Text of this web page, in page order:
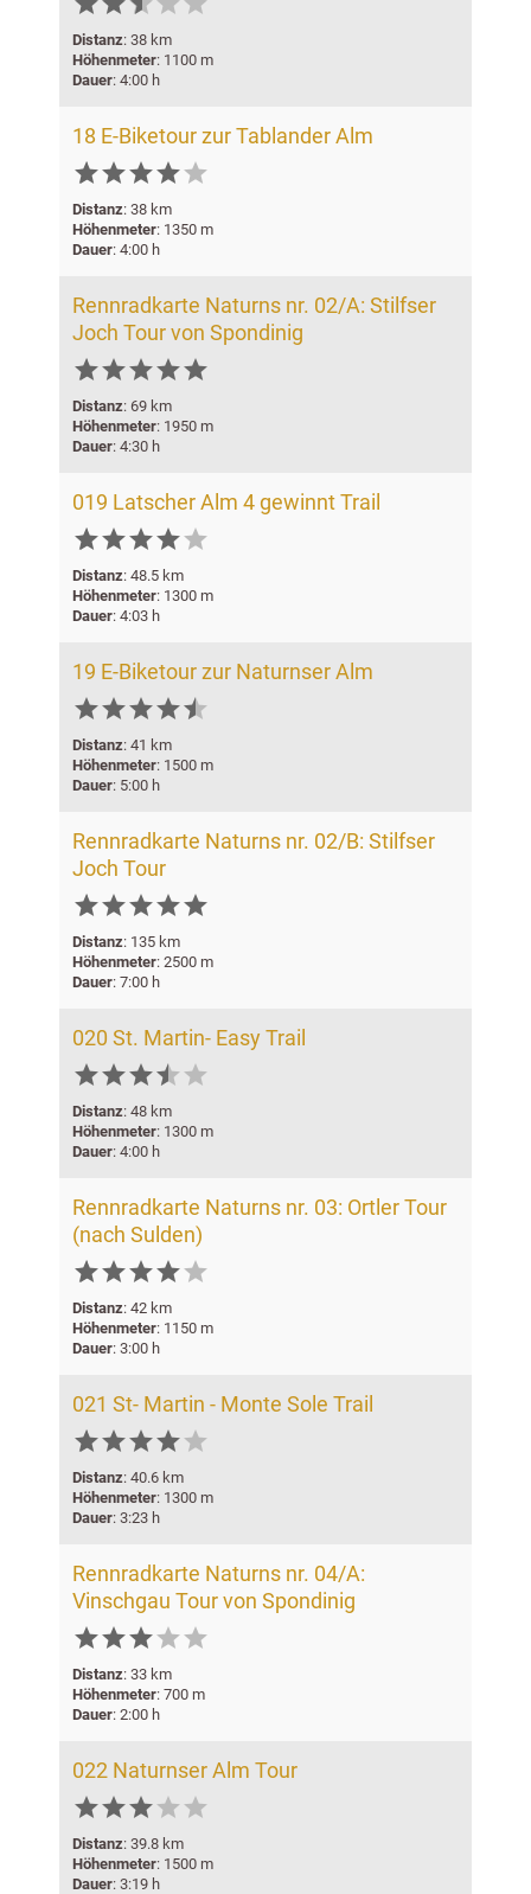
Distanz: 38 km
Höhenmeter: 1100 m
Dauer: 4:00 h
18 E-Biketour zur Tablander Alm


Distanz: 38 km
Höhenmeter: 1350 m
Dauer: 4:00 h
Rennradkarte Naturns nr. 02/A: Stilfser
Joch Tour von Spondinig


Distanz: 69 km
Höhenmeter: 1950 m
Dauer: 4:30 h
019 Latscher Alm 4 gewinnt Trail


Distanz: 48.5 km
Höhenmeter: 1300 m
Dauer: 4:03 h
19 E-Biketour zur Naturnser Alm


Distanz: 41 km
Höhenmeter: 1500 m
Dauer: 5:00 h
Rennradkarte Naturns nr. 02/B: Stilfser
Joch Tour


Distanz: 135 km
Höhenmeter: 2500 m
Dauer: 7:00 h
020 St. Martin- Easy Trail
 

Distanz: 48 km
Höhenmeter: 1300 m
Dauer: 4:00 h
Rennradkarte Naturns nr. 03: Ortler Tour
(nach Sulden)


Distanz: 42 km
Höhenmeter: 1150 m
Dauer: 3:00 h
021 St- Martin - Monte Sole Trail


Distanz: 40.6 km
Höhenmeter: 1300 m
Dauer: 3:23 h
Rennradkarte Naturns nr. 04/A:
Vinschgau Tour von Spondinig

Distanz: 33 km
Höhenmeter: 700 m
Dauer: 2:00 h
022 Naturnser Alm Tour
 
Distanz: 39.8 km
Höhenmeter: 1500 m
Dauer: 3:19 h